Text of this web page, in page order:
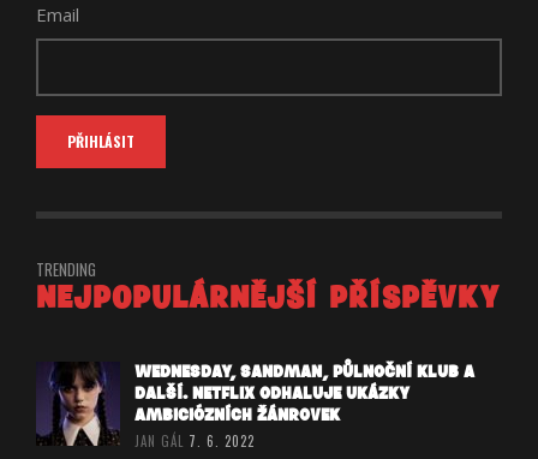
Email
TRENDING
NEJPOPULÁRNĚJŠÍ PŘÍSPĚVKY
WEDNESDAY, SANDMAN, PŮLNOČNÍ KLUB A
DALŠÍ. NETFLIX ODHALUJE UKÁZKY
AMBICIÓZNÍCH ŽÁNROVEK
JAN GÁL 7. 6. 2022